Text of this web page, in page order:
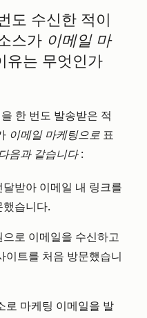
도 수신한 적이
스가 이메일 마
유는 무엇인가
한 번도 발송받은 적
이메일 마케팅으로 표
다음과 같습니다 :
받아 이메일 내 링크를
했습니다.
로 이메일을 수신하고
이트를 처음 방문했습니
로 마케팅 이메일을 발